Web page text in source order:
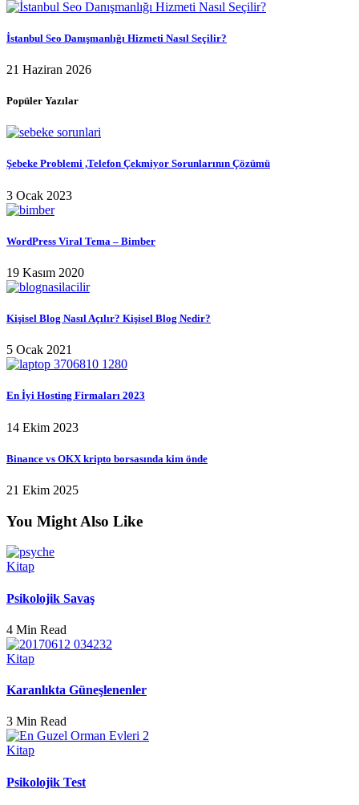
İstanbul Seo Danışmanlığı Hizmeti Nasıl Seçilir?
21 Haziran 2026
Popüler Yazılar
Şebeke Problemi ,Telefon Çekmiyor Sorunlarının Çözümü
3 Ocak 2023
WordPress Viral Tema – Bimber
19 Kasım 2020
Kişisel Blog Nasıl Açılır? Kişisel Blog Nedir?
5 Ocak 2021
En İyi Hosting Firmaları 2023
14 Ekim 2023
Binance vs OKX kripto borsasında kim önde
21 Ekim 2025
You Might Also Like
Kitap
Psikolojik Savaş
4 Min Read
Kitap
Karanlıkta Güneşlenenler
3 Min Read
Kitap
Psikolojik Test